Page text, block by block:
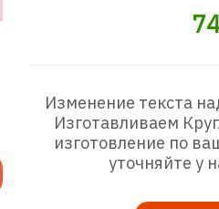
Изменение текста
Изготавливаем
изготовление по
уточняйте у